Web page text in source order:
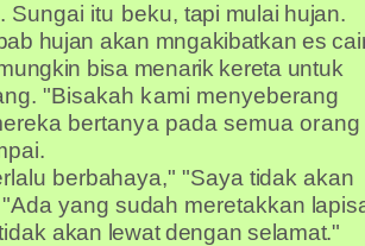
Sungai itu beku, tapi mulai hujan.
hujan akan mngakibatkan es
bisa menarik kereta untuk
"Bisakah kami menyeberang
bertanya pada semua
berbahaya," "Saya tidak akan
yang sudah meretakkan
akan lewat dengan selamat."